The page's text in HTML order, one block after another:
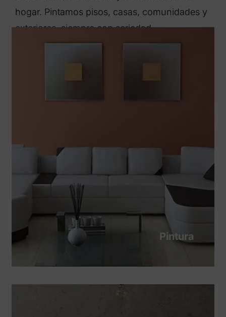
hogar. Pintamos pisos, casas, comunidades y
exteriores, siempre con seriedad,
profesionalidad y responsabilidad.
Pintura